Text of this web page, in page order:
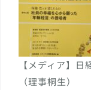
【メディア】
（理事桐生）